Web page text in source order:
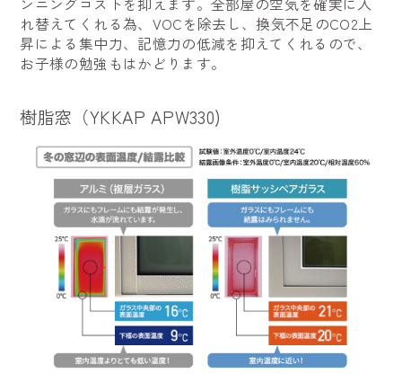
れ替えてくれる為、VOCを除去し、換気不足のCO2上
昇による集中力、記憶力の低減を抑えてくれるので、
お子様の勉強もはかどります。
樹脂窓（YKKAP APW330)